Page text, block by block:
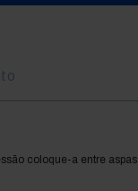
coloque-a entre aspas